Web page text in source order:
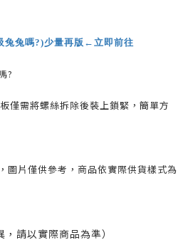
兔兔嗎?)少量再版←立即前往
?
僅需將螺絲拆除後裝上鎖緊，簡單方
圖片僅供參考，商品依實際供貨樣式為
，請以實際商品為準）